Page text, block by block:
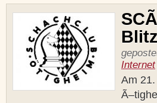
Internet
Am